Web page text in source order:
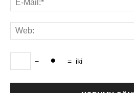
− = iki